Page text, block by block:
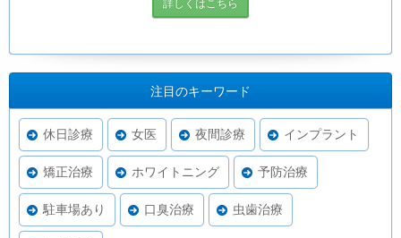
詳しくはこちら
注目のキーワード
休日診療 女医 夜間診療 インプラント
矯正治療 ホワイトニング 予防治療
駐車場あり 口臭治療 虫歯治療